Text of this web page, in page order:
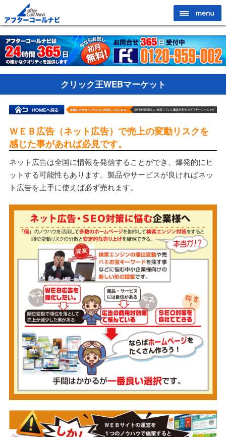
クリック王WEBマーケット
ＷＥＢ広告（ネット広告）で売上の変動リスクを
感じた事があれば必見です。
ネット広告は全国に情報を発信することができ、爆発的にヒ
ットする可能性もあります。製品やサービスが良ければネッ
ト広告を上手に使えば必ず売れます。